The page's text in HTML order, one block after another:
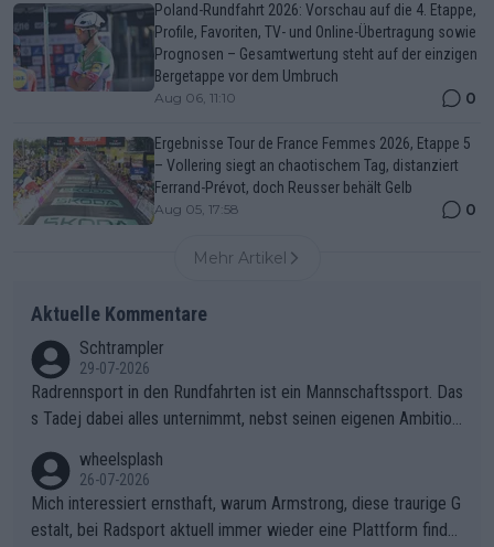
Poland-Rundfahrt 2026: Vorschau auf die 4. Etappe,
Profile, Favoriten, TV- und Online-Übertragung sowie
Prognosen – Gesamtwertung steht auf der einzigen
Bergetappe vor dem Umbruch
Aug 06, 11:10 0
Ergebnisse Tour de France Femmes 2026, Etappe 5
– Vollering siegt an chaotischem Tag, distanziert
Ferrand-Prévot, doch Reusser behält Gelb
Aug 05, 17:58 0
Mehr Artikel
Aktuelle Kommentare
Schtrampler
29-07-2026
Radrennsport in den Rundfahrten ist ein Mannschaftssport. Das
s Tadej dabei alles unternimmt, nebst seinen eigenen Ambition
ganze Team auch mental stark zu machen und konkret am Erf
olg teilzuhaben, ist ihm ganz hoch anzurechnen. Das ist ein Zei
chen weit über den Radsport hinaus.
wheelsplash
26-07-2026
Mich interessiert ernsthaft, warum Armstrong, diese traurige G
estalt, bei Radsport aktuell immer wieder eine Plattform finde